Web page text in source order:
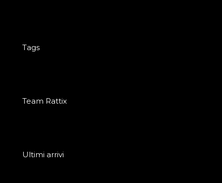
Tags
Team Rattix
Ultimi arrivi